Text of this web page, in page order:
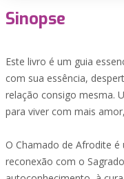
Sinopse
Este livro é um guia
com sua essência,
relação consigo mesma.
para viver com mais
O Chamado de Afrodite
reconexão com o